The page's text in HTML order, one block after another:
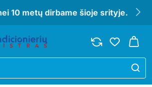
10 metų dirbame šioje srityje.